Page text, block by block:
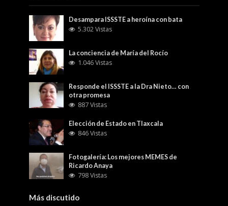
Desampara ISSSTE a heroína con bata
5.302 Vistas
La conciencia de María del Rocío
1.046 Vistas
Responde el ISSSTE a la Dra Nieto… con
otra promesa
887 Vistas
Elección de Estado en Tlaxcala
846 Vistas
Fotogalería: Los mejores MEMES de
Ricardo Anaya
798 Vistas
Más discutido